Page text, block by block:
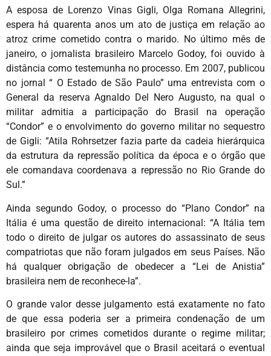
A esposa de Lorenzo Vinas Gigli, Olga Romana Allegrini,
espera há quarenta anos um ato de justiça em relação ao
atroz crime cometido contra o marido. No último mês de
janeiro, o jornalista brasileiro Marcelo Godoy, foi ouvido à
distância como testemunha no processo. Em 2007, publicou
no jornal “ O Estado de São Paulo” uma entrevista com o
General da reserva Agnaldo Del Nero Augusto, na qual o
militar admitia a participação do Brasil na operação
“Condor” e o envolvimento do governo militar no sequestro
de Gigli: “Atila Rohrsetzer fazia parte da cadeia hierárquica
da estrutura da repressão política da época e o órgão que
ele comandava coordenava a repressão no Rio Grande do
Sul.”
Ainda segundo Godoy, o processo do “Plano Condor” na
Itália é uma questão de direito internacional: “A Itália tem
todo o direito de julgar os autores do assassinato de seus
compatriotas que não foram julgados em seus Países. Não
há qualquer obrigação de obedecer a “Lei de Anistia”
brasileira nem de reconhece-la”.
O grande valor desse julgamento está exatamente no fato
de que essa poderia ser a primeira condenação de um
brasileiro por crimes cometidos durante o regime militar;
ainda que seja improvável que o Brasil aceitará o eventual